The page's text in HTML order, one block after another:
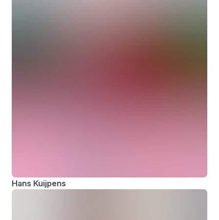
Hans Kuijpens